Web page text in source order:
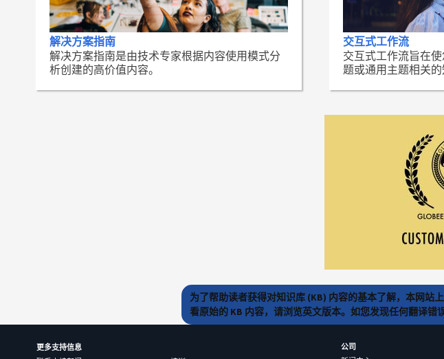
解决方案指南
解决方案指南是由技术专家根据内容使用模式分
析创建的高价值内容。
交互式工作流
交互式工作流旨在
题或通用主题相关的
为了帮助读者获得对知识库 (KB) 内容的基本了解，本网站
看原始的 KB 内容，请浏览英文版本。如您发现任何翻译错
更多支持信息
公司